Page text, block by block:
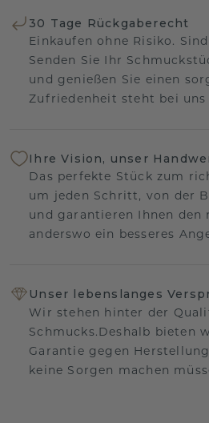
30 Tage Rückgaberecht
Einkaufen ohne Risiko.
Senden Sie Ihr
und genießen Sie einen
Zufriedenheit steht bei uns
Ihre Vision, unser
Das perfekte Stück zum
um jeden Schritt, von der
und garantieren Ihnen den
anderswo ein besseres
Unser lebenslanges
Wir stehen hinter der
Schmucks.Deshalb bieten
Garantie gegen
keine Sorgen machen